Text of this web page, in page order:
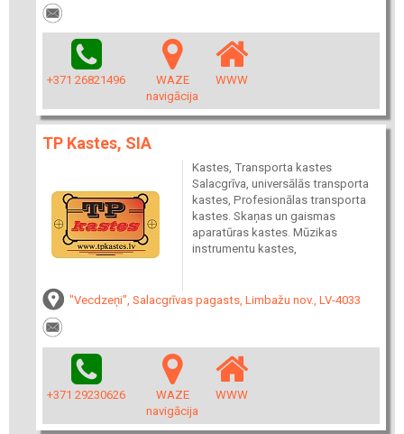
+371 26821496
WAZE
navigācija
WWW
TP Kastes, SIA
Kastes, Transporta kastes
Salacgrīva, universālās transporta
kastes, Profesionālas transporta
kastes. Skaņas un gaismas
aparatūras kastes. Mūzikas
instrumentu kastes,
"Vecdzeņi", Salacgrīvas pagasts, Limbažu nov., LV-4033
+371 29230626
WAZE
navigācija
WWW